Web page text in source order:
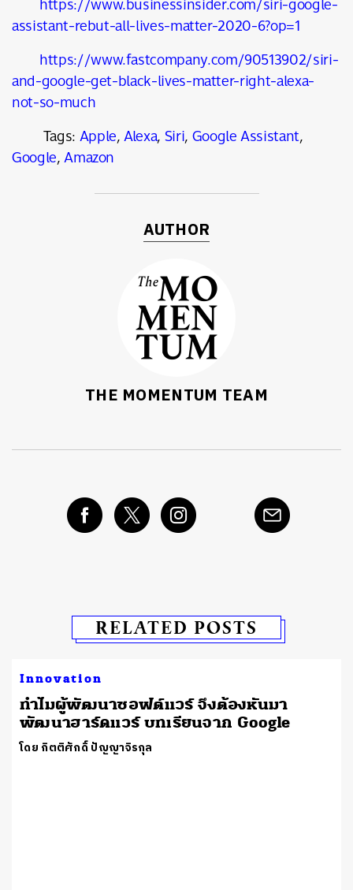
assistant-rebut-all-lives-matter-2020-6?op=1
https://www.fastcompany.com/90513902/siri-
and-google-get-black-lives-matter-right-alexa-
not-so-much
Tags:Apple,Alexa,Siri,Google Assistant,
Google,Amazon
AUTHOR
THE MOMENTUM TEAM
RELATED POSTS
Innovation
ทำไมผู้พัฒนาซอฟต์แวร์ จึงต้องหันมา
พัฒนาฮาร์ดแวร์ บทเรียนจาก Google
โดย กิตติศักดิ์ ปัญญาจิรกุล